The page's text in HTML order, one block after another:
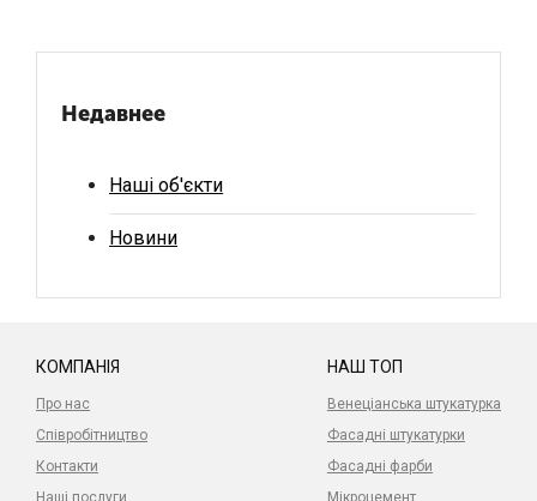
Недавнее
Наші об'єкти
Новини
КОМПАНІЯ
Про нас
Співробітництво
Контакти
Наші послуги
НАШ ТОП
Венеціанська штукатурка
Фасадні штукатурки
Фасадні фарби
Мікроцемент